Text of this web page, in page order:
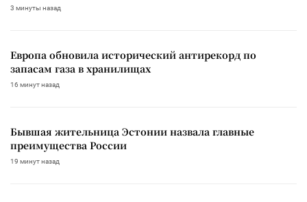
3 минуты назад
Европа обновила исторический антирекорд по
запасам газа в хранилищах
16 минут назад
Бывшая жительница Эстонии назвала главные
преимущества России
19 минут назад